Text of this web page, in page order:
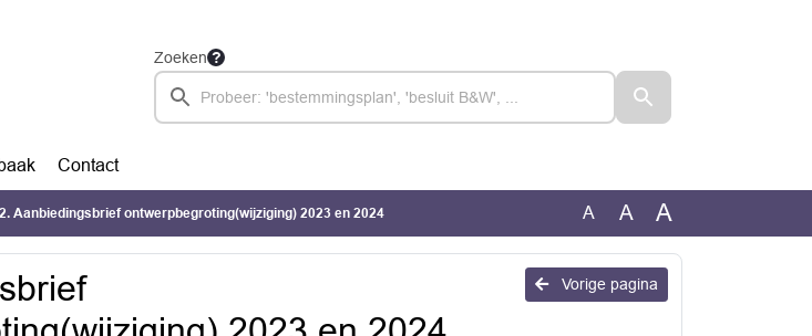
Zoeken
Contact
2. Aanbiedingsbrief ontwerpbegroting(wijziging) 2023 en 2024 A A A
Vorige pagina